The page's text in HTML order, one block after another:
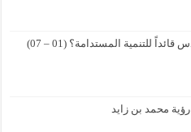
للتنمية المستدامة؟ (01 – 07)
محمد بن زايد